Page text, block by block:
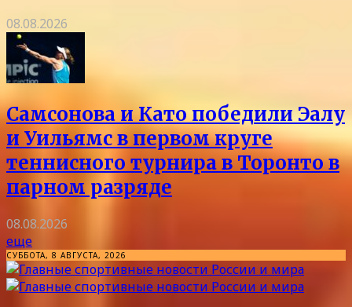
08.08.2026
Самсонова и Като победили Эалу
и Уильямс в первом круге
теннисного турнира в Торонто в
парном разряде
08.08.2026
еще
СУББОТА, 8 АВГУСТА, 2026